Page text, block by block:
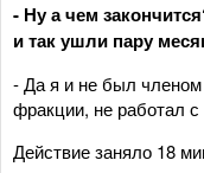
- Ну а чем
и так ушли пару
- Да я и не был членом
фракции, не работал с
Действие заняло 18